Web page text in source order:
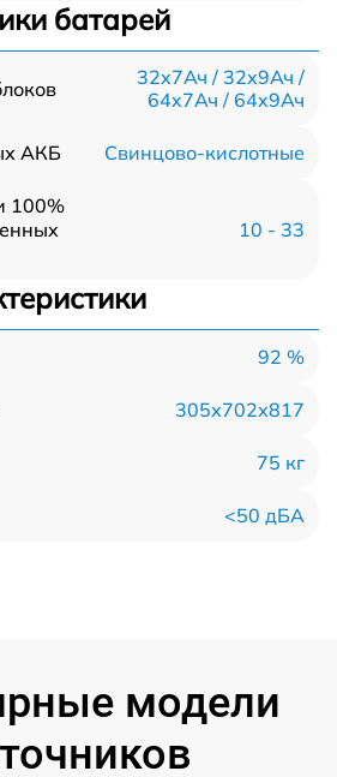
батарей
32x7Ач / 32x9Ач /
64x7Ач / 64x9Ач
АКБ Свинцово-кислотные
100%
10 - 33
92 %
305х702х817
75 кг
<50 дБА
модели